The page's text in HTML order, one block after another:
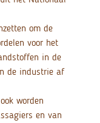
om de
voor het
in de
de industrie af
worden
en van